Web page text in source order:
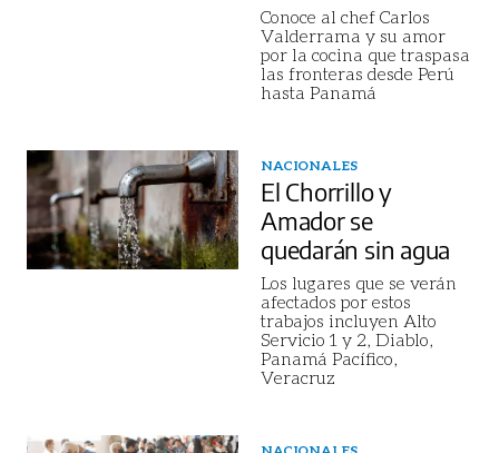
Conoce al chef Carlos
Valderrama y su amor
por la cocina que traspasa
las fronteras desde Perú
hasta Panamá
NACIONALES
El Chorrillo y
Amador se
quedarán sin agua
Los lugares que se verán
afectados por estos
trabajos incluyen Alto
Servicio 1 y 2, Diablo,
Panamá Pacífico,
Veracruz